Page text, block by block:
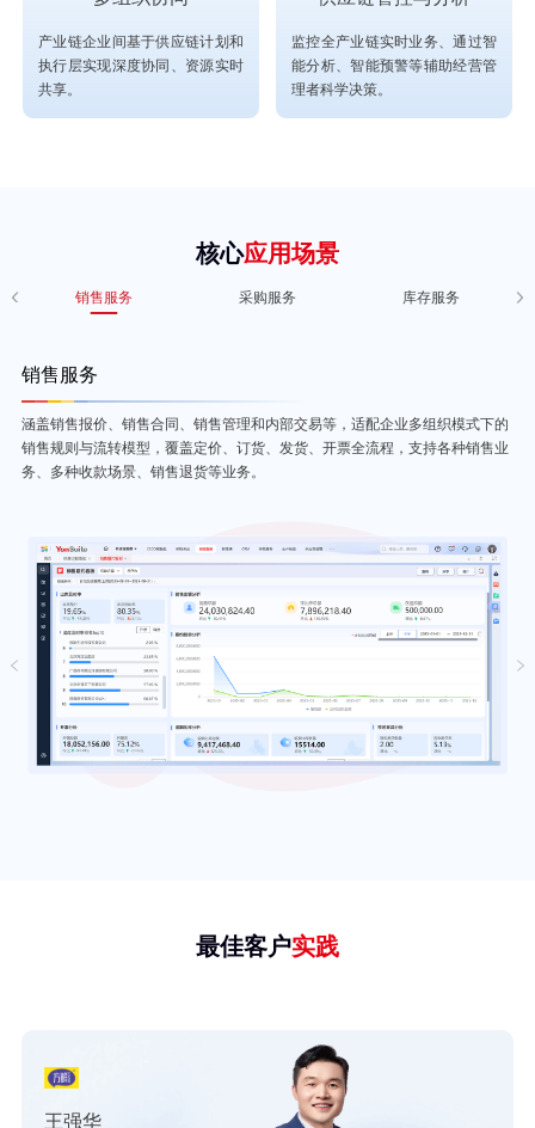
产业链企业间基于供应链计划和
执行层实现深度协同、资源实时
共享。
监控全产业链实时业务、通过智
能分析、智能预警等辅助经营管
理者科学决策。
核心应用场景
销售服务 采购服务 库存服务
销售服务
涵盖销售报价、销售合同、销售管理和内部交易等，适配企业多组织模式下的
销售规则与流转模型，覆盖定价、订货、发货、开票全流程，支持各种销售业
务、多种收款场景、销售退货等业务。
最佳客户实践
王强华